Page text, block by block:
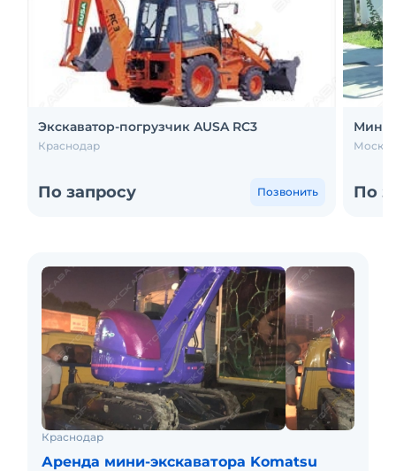
Экскаватор-погрузчик AUSA RC3
Краснодар
По запросу Позвонить
Мини-
По
Краснодар
Аренда мини-экскаватора Komatsu